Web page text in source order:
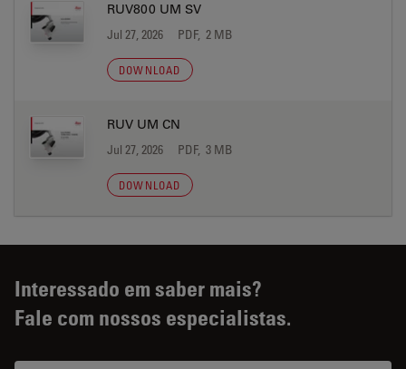
RUV800 UM SV
Jul 27, 2026 PDF, 2 MB
DOWNLOAD
RUV UM CN
Jul 27, 2026 PDF, 3 MB
DOWNLOAD
Interessado em saber mais?
Fale com nossos especialistas.